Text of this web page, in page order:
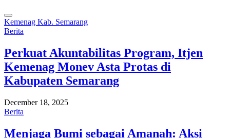
Kemenag Kab. Semarang
Berita
Perkuat Akuntabilitas Program, Itjen
Kemenag Monev Asta Protas di
Kabupaten Semarang
December 18, 2025
Berita
Menjaga Bumi sebagai Amanah: Aksi